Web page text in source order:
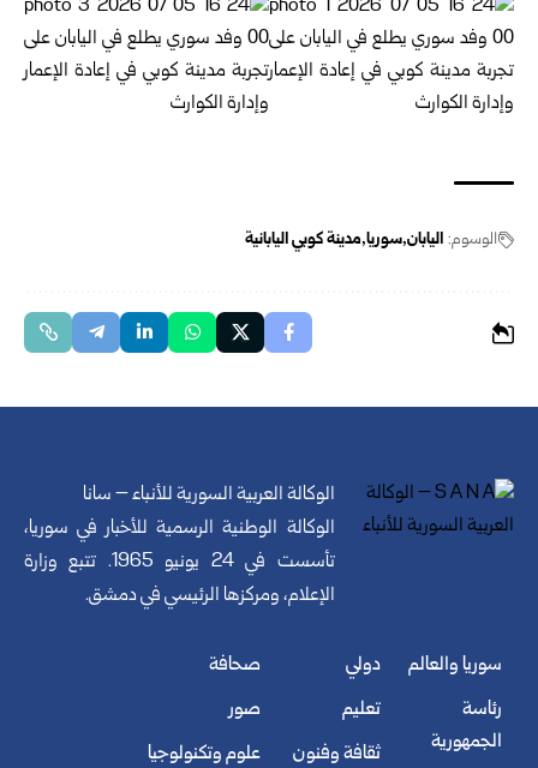
الوسوم: اليابان سوريا مدينة كوبي اليابانية
الوكالة العربية السورية للأنباء – سانا
الوكالة الوطنية الرسمية للأخبار في سوريا،
تأسست في 24 يونيو 1965. تتبع وزارة
الإعلام، ومركزها الرئيسي في دمشق.
سوريا والعالم
رئاسة
الجمهورية
دولي
تعليم
ثقافة وفنون
صحافة
صور
علوم وتكنولوجيا